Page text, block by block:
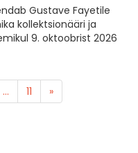
Gustave Fayetile
kollektsionääri ja
9. oktoobrist 2026
... 11 »